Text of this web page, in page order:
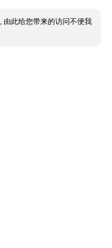
由此给您带来的访问不便我